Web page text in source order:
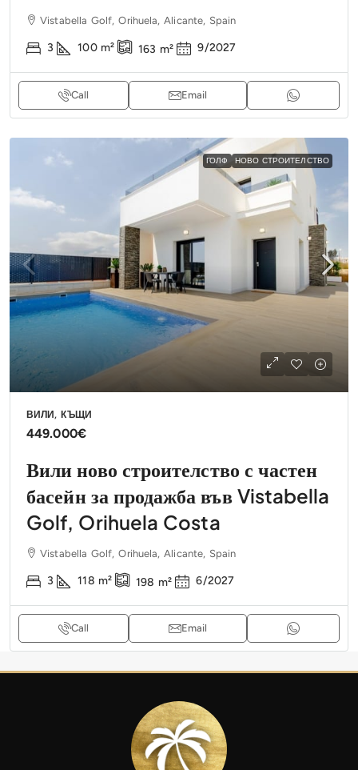
Vistabella Golf, Orihuela, Alicante, Spain
3 100 m² 163 m² 9/2027
Call Email
ГОЛФ НОВО СТРОИТЕЛСТВО
ВИЛИ, КЪЩИ
449.000€
Вили ново строителство с частен
басейн за продажба във Vistabella
Golf, Orihuela Costa
Vistabella Golf, Orihuela, Alicante, Spain
3 118 m² 198 m² 6/2027
Call Email